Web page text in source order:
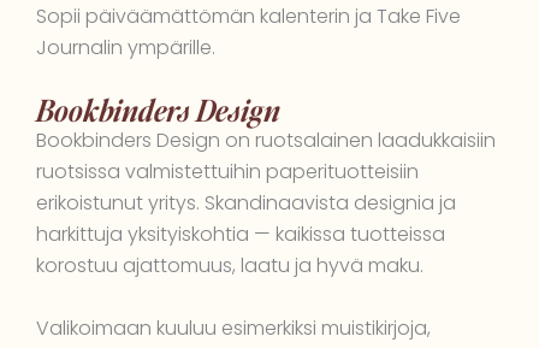
Sopii päiväämättömän kalenterin ja Take Five
Journalin ympärille.
Bookbinders Design
Bookbinders Design on ruotsalainen laadukkaisiin
ruotsissa valmistettuihin paperituotteisiin
erikoistunut yritys. Skandinaavista designia ja
harkittuja yksityiskohtia — kaikissa tuotteissa
korostuu ajattomuus, laatu ja hyvä maku.
Valikoimaan kuuluu esimerkiksi muistikirjoja,